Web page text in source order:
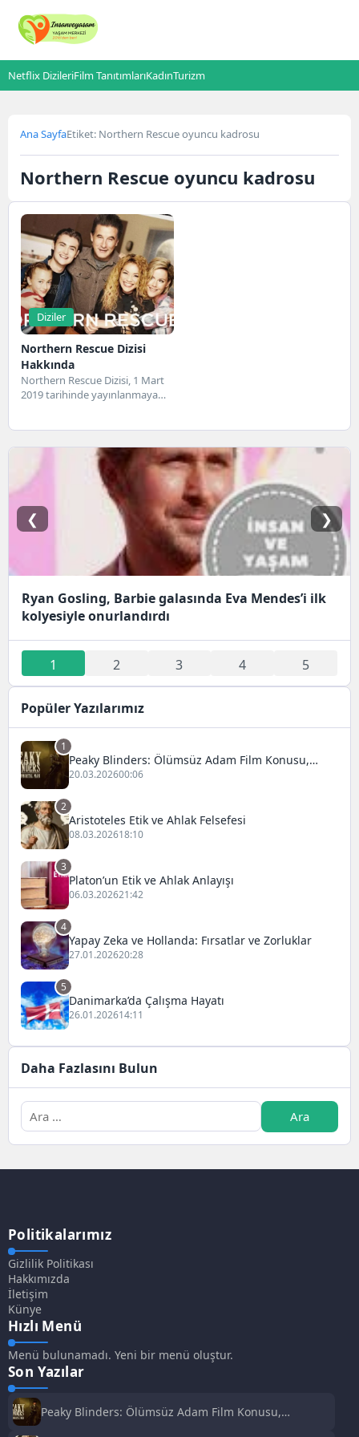
Netflix DizileriFilm TanıtımlarıKadınTurizm
Ana SayfaEtiket: Northern Rescue oyuncu kadrosu
Northern Rescue oyuncu kadrosu
Diziler
Northern Rescue Dizisi
Hakkında
Northern Rescue Dizisi, 1 Mart
2019 tarihinde yayınlanmaya
Ryan Gosling, Barbie galasında Eva Mendes’i ilk
kolyesiyle onurlandırdı
❮ ❯
1 2 3 4 5
Popüler Yazılarımız
1
Peaky Blinders: Ölümsüz Adam Film Konusu,
Oyuncuları ve İnceleme
20.03.202600:06
2
Aristoteles Etik ve Ahlak Felsefesi
08.03.202618:10
3
Platon’un Etik ve Ahlak Anlayışı
06.03.202621:42
4
Yapay Zeka ve Hollanda: Fırsatlar ve Zorluklar
27.01.202620:28
5
Danimarka’da Çalışma Hayatı
26.01.202614:11
Daha Fazlasını Bulun
Politikalarımız
Gizlilik Politikası
Hakkımızda
İletişim
Künye
Hızlı Menü
Menü bulunamadı. Yeni bir menü oluştur.
Son Yazılar
Peaky Blinders: Ölümsüz Adam Film Konusu,